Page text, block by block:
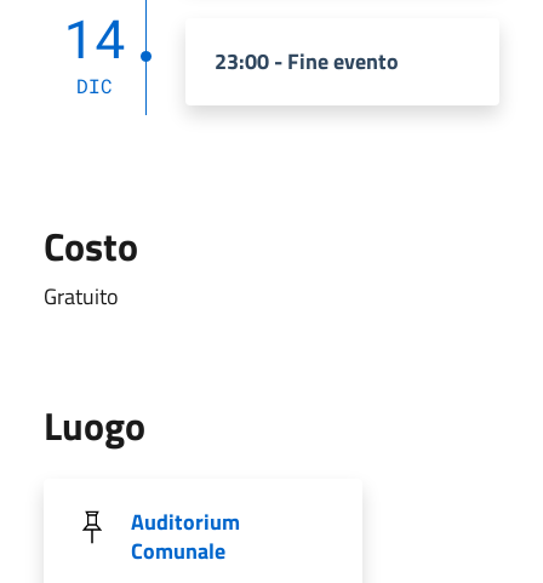
14
DIC
23:00 - Fine evento
Costo
Gratuito
Luogo
Auditorium
Comunale